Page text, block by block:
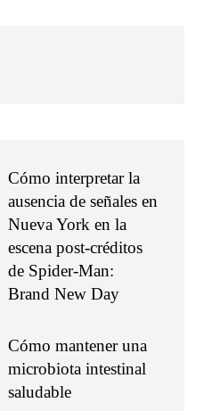
Cómo interpretar la
ausencia de señales en
Nueva York en la
escena post-créditos
de Spider-Man:
Brand New Day
Cómo mantener una
microbiota intestinal
saludable